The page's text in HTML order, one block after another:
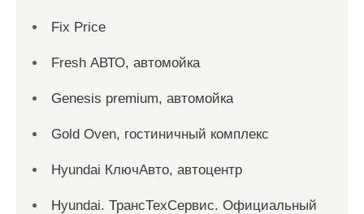
Fix Price
Fresh АВТО, автомойка
Genesis premium, автомойка
Gold Oven, гостиничный комплекс
Hyundai КлючАвто, автоцентр
Hyundai. ТрансТехСервис. Официальный